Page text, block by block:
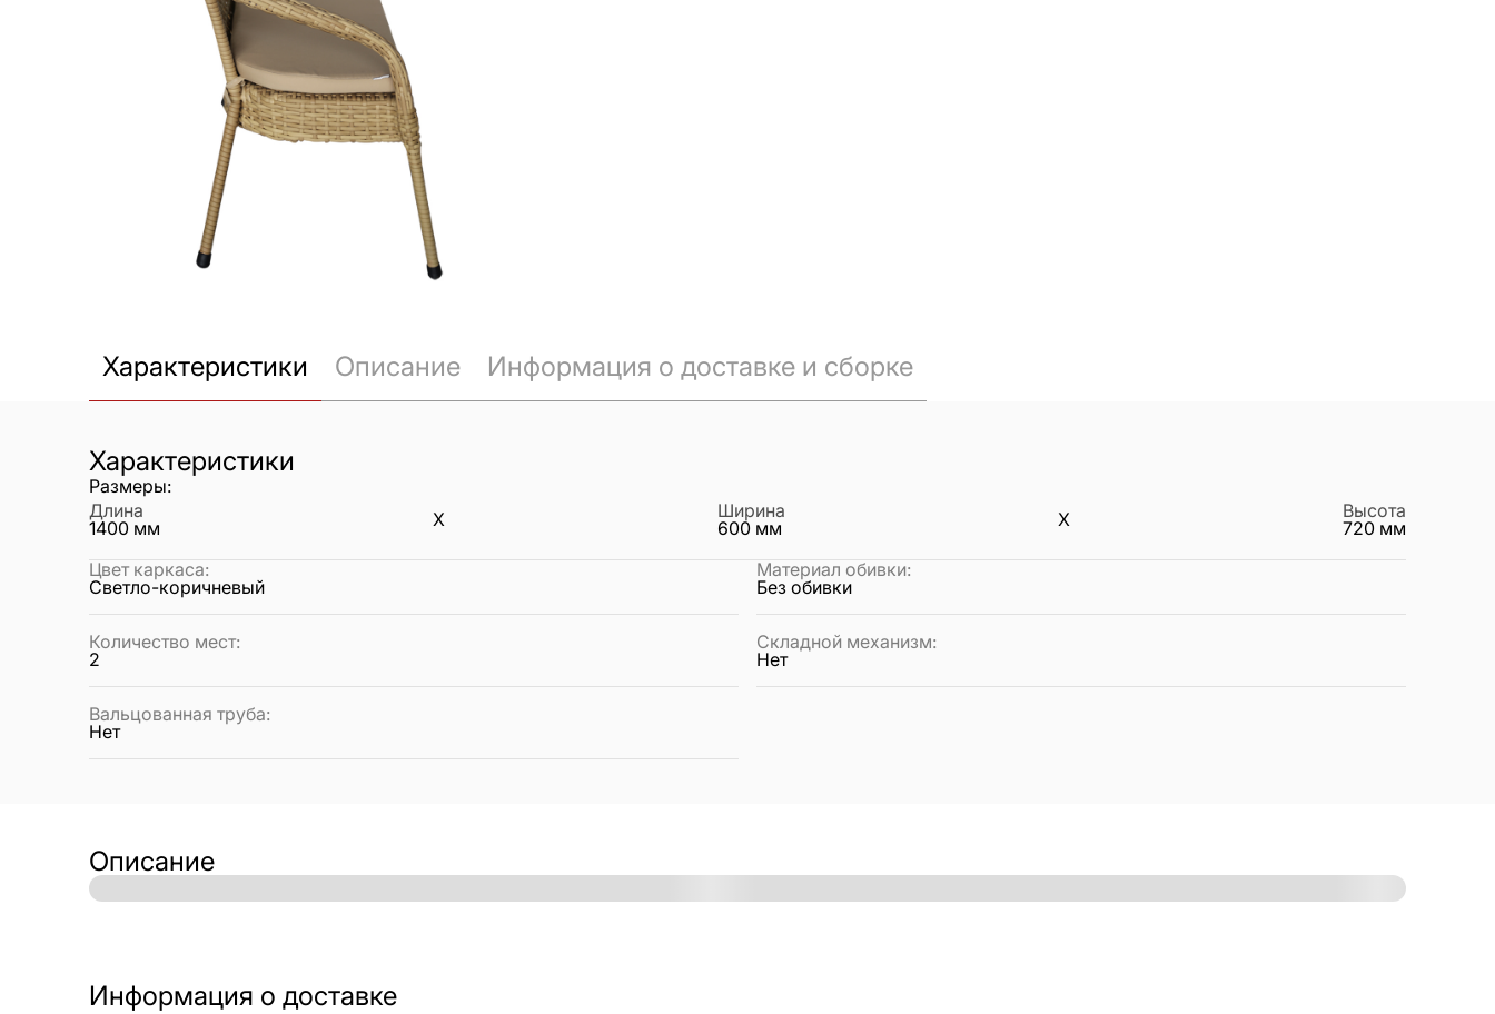
Характеристики Описание Информация о доставке и сборке
Характеристики
Размеры:
Длина
1400 мм X
Ширина
600 мм X
Высота
720 мм
Цвет каркаса:
Светло-коричневый
Материал обивки:
Без обивки
Количество мест:
2
Складной механизм:
Нет
Вальцованная труба:
Нет
Описание
Информация о доставке